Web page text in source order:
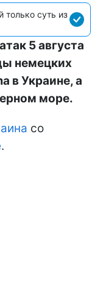
суть из
5 августа
немецких
в Украине, а
море.
со
.